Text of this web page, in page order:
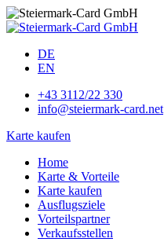
DE
EN
+43 3112/22 330
info@steiermark-card.net
Karte kaufen
Home
Karte & Vorteile
Karte kaufen
Ausflugsziele
Vorteilspartner
Verkaufsstellen